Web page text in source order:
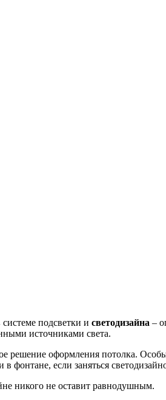
подсветки и светодизайна –
источниками света.
решение оформления потолка.
фонтане, если заняться
никого не оставит равнодушным.